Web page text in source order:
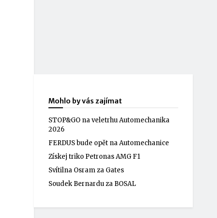
Mohlo by vás zajímat
STOP&GO na veletrhu Automechanika
2026
FERDUS bude opět na Automechanice
Získej triko Petronas AMG F1
Svítilna Osram za Gates
Soudek Bernardu za BOSAL